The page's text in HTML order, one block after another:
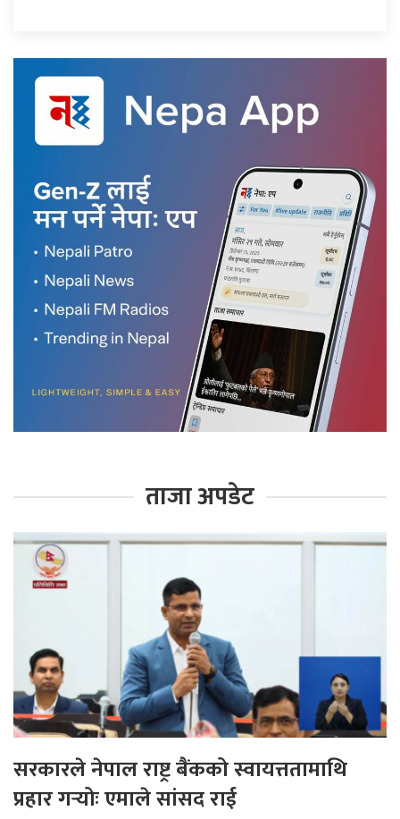
ताजा अपडेट
सरकारले नेपाल राष्ट्र बैंकको स्वायत्ततामाथि
प्रहार गर्‍योः एमाले सांसद राई